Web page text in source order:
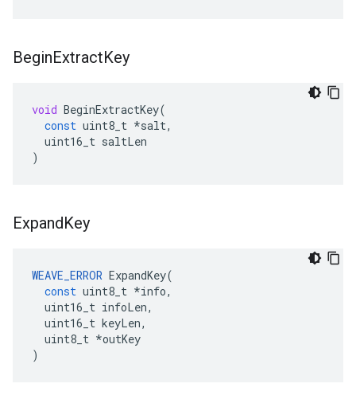
BeginExtractKey
void BeginExtractKey(
const uint8_t *salt,
uint16_t saltLen
)
ExpandKey
WEAVE_ERROR ExpandKey(
const uint8_t *info,
uint16_t infoLen,
uint16_t keyLen,
uint8_t *outKey
)